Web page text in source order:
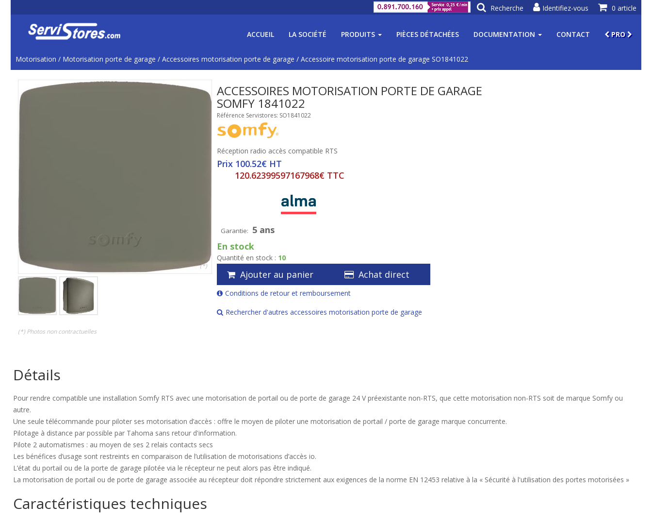
ACCUEIL LA SOCIÉTÉ PRODUITS PIÈCES DÉTACHÉES DOCUMENTATION CONTACT PRO
Motorisation / Motorisation porte de garage / Accessoires motorisation porte de garage / Accessoire motorisation porte de garage SO1841022
(*)
(*) Photos non contractuelles
ACCESSOIRES MOTORISATION PORTE DE GARAGE
SOMFY 1841022
Référence Servistores: SO1841022
Réception radio accès compatible RTS
Prix 100.52€ HT
120.62399597167968€ TTC
Garantie: 5 ans
En stock
Quantité en stock : 10
Ajouter au panier Achat direct
Conditions de retour et remboursement
Rechercher d'autres accessoires motorisation porte de garage
Détails
Pour rendre compatible une installation Somfy RTS avec une motorisation de portail ou de porte de garage 24 V préexistante non-RTS, que cette motorisation non-RTS soit de marque Somfy ou
autre.
Une seule télécommande pour piloter ses motorisation d’accès : offre le moyen de piloter une motorisation de portail / porte de garage marque concurrente.
Pilotage à distance par possible par Tahoma sans retour d'information.
Pilote 2 automatismes : au moyen de ses 2 relais contacts secs
Les bénéfices d’usage sont restreints en comparaison de l’utilisation de motorisations d’accès io.
L’état du portail ou de la porte de garage pilotée via le récepteur ne peut alors pas être indiqué.
La motorisation de portail ou de porte de garage associée au récepteur doit répondre strictement aux exigences de la norme EN 12453 relative à la « Sécurité à l'utilisation des portes motorisées »
Caractéristiques techniques
0 article
Identifiez-vous
Recherche